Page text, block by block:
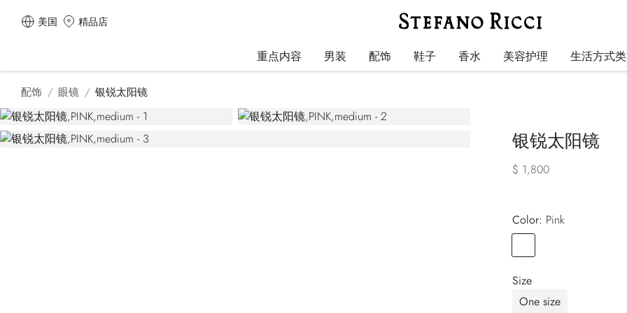
美国 精品店
重点内容 男装 配饰 鞋子 香水 美容护理 生活方式类
配饰 眼镜 银锐太阳镜
银锐太阳镜
$ 1,800
Color:
pink
Size
One size